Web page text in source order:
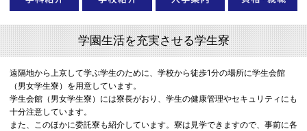
学園生活を充実させる学生寮
遠隔地から上京して学ぶ学生のために、学校から徒歩1分の場所に学生会館
（男女学生寮）を用意しています。
学生会館（男女学生寮）には寮長がおり、学生の健康管理やセキュリティにも
十分注意しています。
また、このほかに委託寮も紹介しています。寮は見学できますので、事前に各